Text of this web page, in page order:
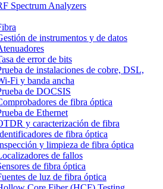
Spectrum Analyzers
de instrumentos y de datos
de error de bits
de instalaciones de cobre, DSL,
Fi y banda ancha
de DOCSIS
de fibra óptica
de Ethernet
y caracterización de fibra
de fibra óptica
y limpieza de fibra óptica
de fallos
de fibra óptica
de luz de fibra óptica